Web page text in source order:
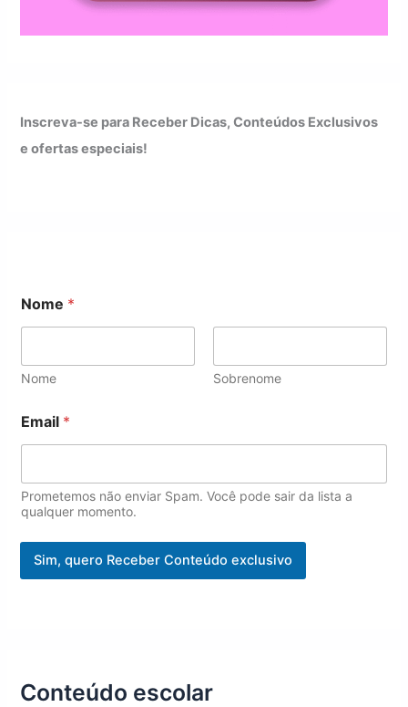
Inscreva-se para Receber Dicas, Conteúdos Exclusivos
e ofertas especiais!
m
a
E
i
l
m
a
i
Nome *
Nome Sobrenome
Email *
Prometemos não enviar Spam. Você pode sair da lista a
qualquer momento.
Sim, quero Receber Conteúdo exclusivo
Conteúdo escolar